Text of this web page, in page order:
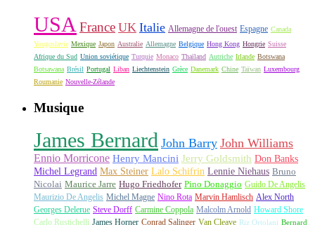
USA France UK Italie Allemagne de l'ouest Espagne Canada
Yougoslavie Mexique Japon Australie Allemagne Belgique Hong Kong Hongrie Suisse
Afrique du Sud Union soviétique Turquie Monaco Thaïland Autriche Irlande Botswana
Botsawana Brésil Portugal Liban Liechtenstein Grèce Danemark Chine Taïwan Luxembourg
Roumanie Nouvelle-Zélande
Musique
James Bernard John Barry John Williams
Ennio Morricone Henry Mancini Jerry Goldsmith Don Banks
Michel Legrand Max Steiner Lalo Schifrin Lennie Niehaus Bruno
Nicolai Maurice Jarre Hugo Friedhofer Pino Donaggio Guido De Angelis
Maurizio De Angelis Michel Magne Nino Rota Marvin Hamlisch Alex North
Georges Delerue Steve Dorff Carmine Coppola Malcolm Arnold
Howard Shore
Carlo Rustichelli James Horner Conrad Salinger Van Cleave Riz Ortolani Bernard